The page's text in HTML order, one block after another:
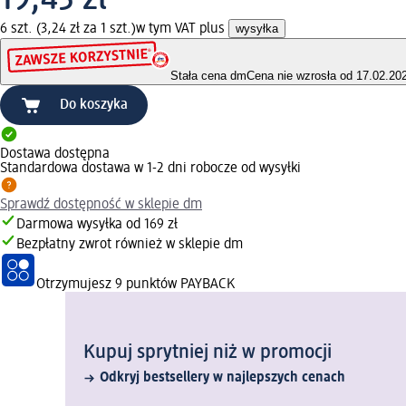
6 szt. (3,24 zł za 1 szt.)w tym VAT plus wysyłka
Stała cena dmCena nie wzrosła od
Do koszyka
Dostawa dostępna
Standardowa dostawa w 1-2 dni robocze od wysyłki
Sprawdź dostępność w sklepie dm
Darmowa wysyłka od 169 zł
Bezpłatny zwrot również w sklepie dm
Otrzymujesz 9 punktów PAYBACK
Kupuj sprytniej niż w promocji
Odkryj bestsellery w najlepszych cenach